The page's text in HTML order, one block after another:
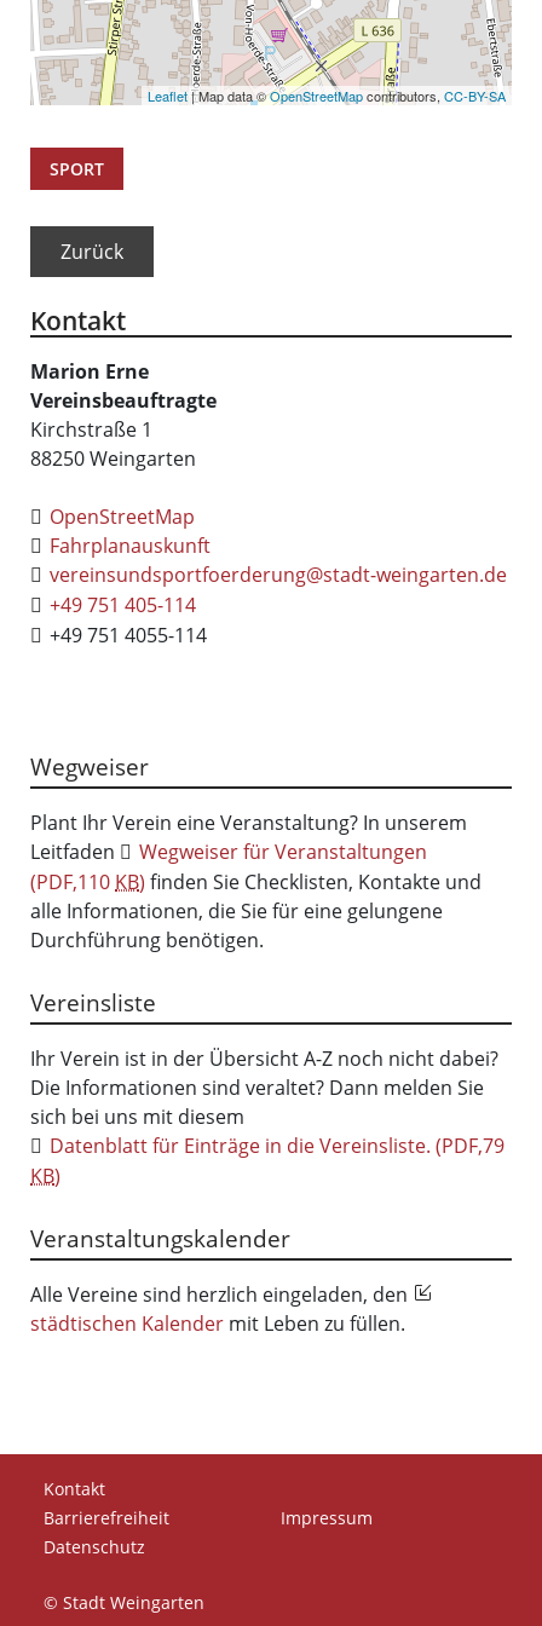
Leaflet| Map data ©OpenStreetMapcontributors, CC-BY-SA
SPORT
Zurück
Kontakt
Marion Erne
Vereinsbeauftragte
Kirchstraße 1
88250Weingarten
OpenStreetMap
Fahrplanauskunft
vereinsundsportfoerderung@stadt-weingarten.de
+49 751 405-114
+49 751 4055-114
Wegweiser
Plant Ihr Verein eine Veranstaltung? In unserem
Leitfaden
Wegweiser für Veranstaltungen
(PDF,110 KB) finden Sie Checklisten, Kontakte und
alle Informationen, die Sie für eine gelungene
Durchführung benötigen.
Vereinsliste
Ihr Verein ist in der Übersicht A-Z noch nicht dabei?
Die Informationen sind veraltet? Dann melden Sie
sich bei uns mit diesem
Datenblatt für Einträge in die Vereinsliste. (PDF,79
KB)
Veranstaltungskalender
Alle Vereine sind herzlich eingeladen, den
städtischen Kalender mit Leben zu füllen.
Kontakt
Barrierefreiheit
Impressum
Datenschutz
© Stadt Weingarten